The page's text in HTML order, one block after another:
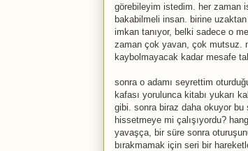
görebileyim istedim. her zaman
bakabilmeli insan. birine
imkan tanıyor, belki sadece o
zaman çok yavan, çok mutsuz.
kaybolmayacak kadar mesafe
sonra o adamı seyrettim
kafası yorulunca kitabı yukarı
gibi. sonra biraz daha okuyor bu
hissetmeye mi çalışıyordu?
yavaşça, bir süre sonra
bırakmamak için seri bir